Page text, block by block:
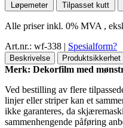
Løpemeter Tilpasset kutt
Alle priser inkl. 0% MVA ,
Art.nr.: wf-338 | Spesialform?
Beskrivelse Produktsikkerhet
Merk: Dekorfilm med
Ved bestilling av flere
linjer eller striper kan et
ikke garanteres, da
sammenhengende påføring